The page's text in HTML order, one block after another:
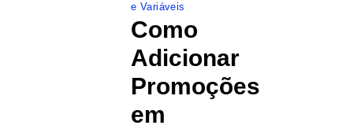
e Variáveis
Como
Adicionar
Promoções
em